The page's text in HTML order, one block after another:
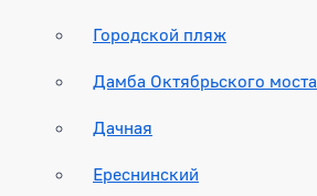
Городской пляж
Дамба Октябрьского моста
Дачная
Ереснинский